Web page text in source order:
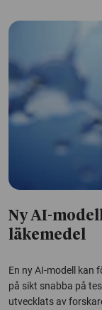
Ny AI-
läkemedel
En ny AI-modell kan
på sikt snabba på
utvecklats av